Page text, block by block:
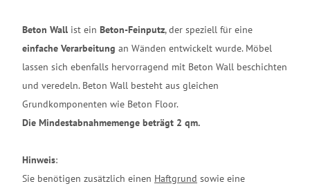
Beton Wall ist ein Beton-Feinputz, der speziell für eine
einfache Verarbeitung an Wänden entwickelt wurde. Möbel
lassen sich ebenfalls hervorragend mit Beton Wall beschichten
und veredeln. Beton Wall besteht aus gleichen
Grundkomponenten wie Beton Floor.
Die Mindestabnahmemenge beträgt 2 qm.
Hinweis:
Sie benötigen zusätzlich einen Haftgrund sowie eine